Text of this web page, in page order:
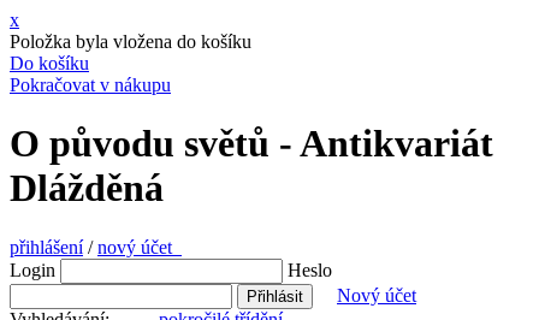
x
Položka byla vložena do košíku
Do košíku
Pokračovat v nákupu
O původu světů - Antikvariát
Dlážděná
přihlášení/nový účet
Login
Heslo
Nový účet